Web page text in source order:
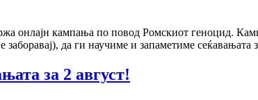
кампања по повод Ромскиот геноцид.
да ги научиме и запаметиме сеќавањата
за 2 август!